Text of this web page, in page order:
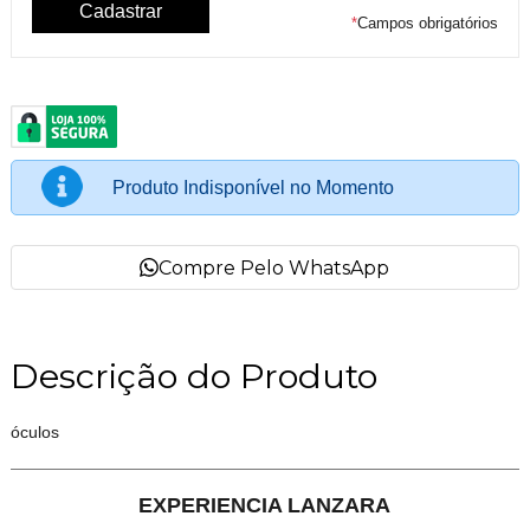
*Campos obrigatórios
Produto Indisponível no Momento
Compre Pelo WhatsApp
Descrição do Produto
óculos
EXPERIENCIA LANZARA